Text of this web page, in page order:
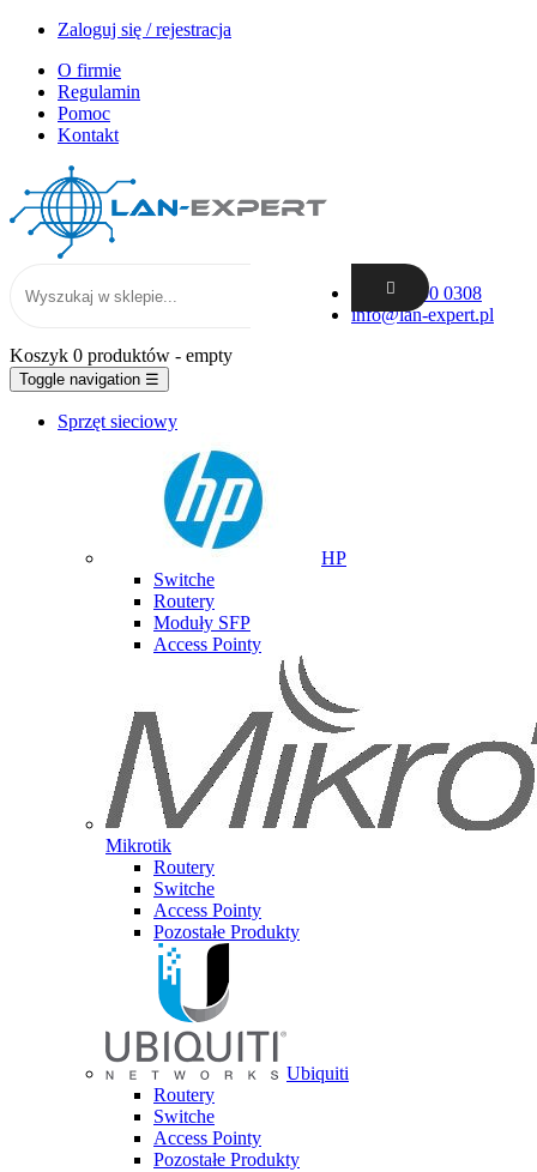
Zaloguj się / rejestracja
O firmie
Regulamin
Pomoc
Kontakt
+48 62 300 0308
info@lan-expert.pl
Koszyk 0 produktów - empty
Toggle navigation ☰
Sprzęt sieciowy
HP
Switche
Routery
Moduły SFP
Access Pointy
Mikrotik
Routery
Switche
Access Pointy
Pozostałe Produkty
Ubiquiti
Routery
Switche
Access Pointy
Pozostałe Produkty